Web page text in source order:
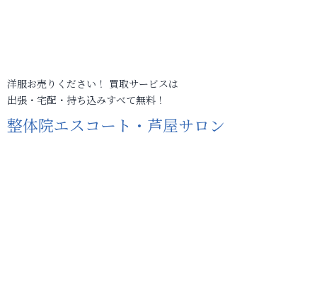
洋服お売りください！ 買取サービスは
出張・宅配・持ち込みすべて無料！
整体院エスコート・芦屋サロン